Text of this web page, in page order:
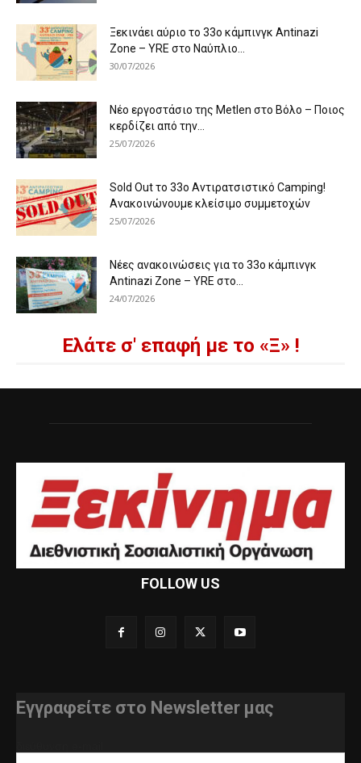
Ξεκινάει αύριο το 33ο κάμπινγκ Antinazi
Zone – YRE στο Ναύπλιο...
30/07/2026
Νέο εργοστάσιο της Metlen στο Βόλο – Ποιος
κερδίζει από την...
25/07/2026
Sold Out το 33ο Αντιρατσιστικό Camping!
Ανακοινώνουμε κλείσιμο συμμετοχών
25/07/2026
Νέες ανακοινώσεις για το 33ο κάμπινγκ
Antinazi Zone – YRE στο...
24/07/2026
Ελάτε σ' επαφή με το «Ξ» !
FOLLOW US
Εγγραφείτε στο Newsletter μας